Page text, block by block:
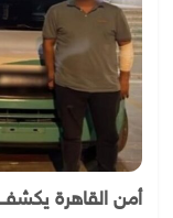
أمن القاهرة